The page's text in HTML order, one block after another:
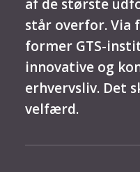
af de største
står overfor. Via
former GTS-
innovative og
erhvervsliv. Det
velfærd.